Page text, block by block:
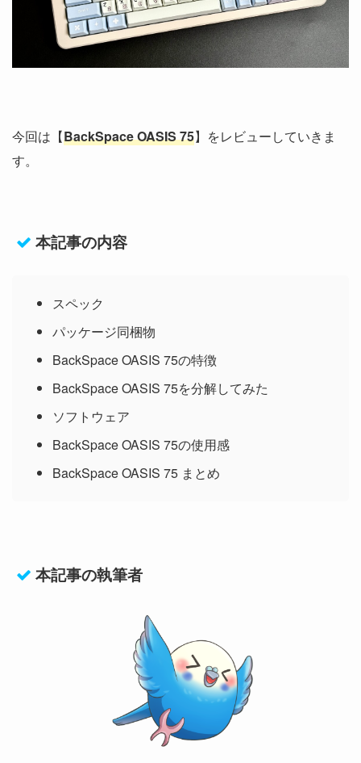
今回は【BackSpace OASIS 75】をレビューしていきま
す。
本記事の内容
スペック
パッケージ同梱物
BackSpace OASIS 75の特徴
BackSpace OASIS 75を分解してみた
ソフトウェア
BackSpace OASIS 75の使用感
BackSpace OASIS 75 まとめ
本記事の執筆者